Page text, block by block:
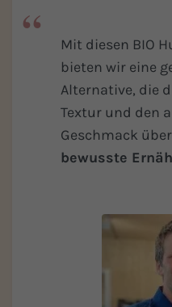
Mit diesen BIO
bieten wir eine
Alternative, die
Textur und den
Geschmack
bewusste